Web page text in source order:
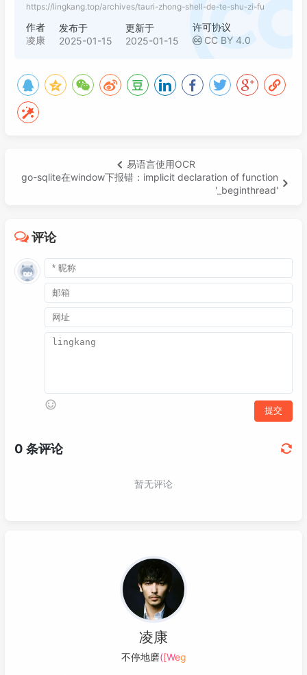
https://lingkang.top/archives/tauri-zhong-shell-de-te-shu-zi-fu
作者
凌康
发布于
2025-01-15
更新于
2025-01-15
许可协议
CC BY 4.0
易语言使用OCR
go-sqlite在window下报错：implicit declaration of function
'_beginthread'
评论
凌康
不停地磨炼2GVhM